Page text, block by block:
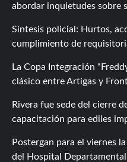
abordar inquietudes sobre
Síntesis policial: Hurtos,
cumplimiento de
La Copa Integración
clásico entre Artigas y
Rivera fue sede del cierre
capacitación para ediles
Postergan para el viernes
del Hospital Departamental